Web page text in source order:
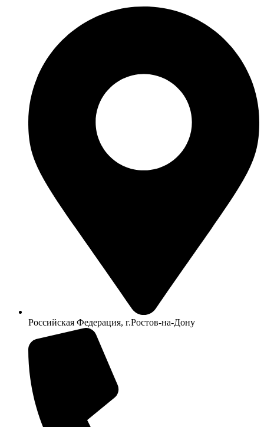
Российская Федерация, г.Ростов-на-Дону